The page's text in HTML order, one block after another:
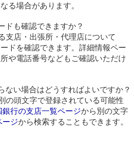
る場合があります。
ドも確認できますか？
支店・出張所・代理店について
ドを確認できます。詳細情報ペー
や電話番号などもご確認いただけ
ない場合はどうすればよいですか？
の頭文字で登録されている可能性
銀行の支店一覧ページから別の文字
ージから検索することもできます。